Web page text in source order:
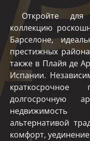
Откройте
коллекцию
Барселоне,
престижных
также в Плайя де
Испании.
долгосрочную
альтернативой
комфорт,